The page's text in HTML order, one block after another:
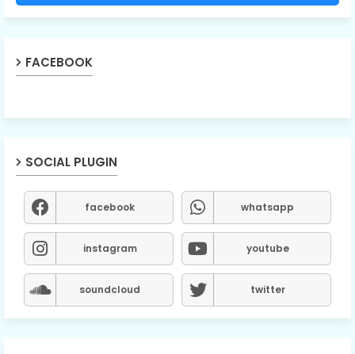
FACEBOOK
SOCIAL PLUGIN
facebook whatsapp
instagram youtube
soundcloud twitter